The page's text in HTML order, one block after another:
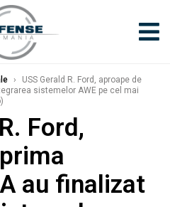
›
USS Gerald R. Ford, aproape de
sistemelor AWE pe cel mai
Ford,
au finalizat